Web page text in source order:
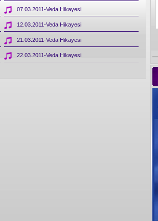
07.03.2011-Veda Hikayesi
12.03.2011-Veda Hikayesi
21.03.2011-Veda Hikayesi
22.03.2011-Veda Hikayesi